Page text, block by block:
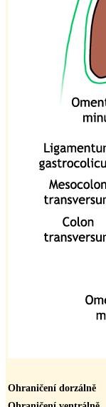
Ohraničení dorzálně